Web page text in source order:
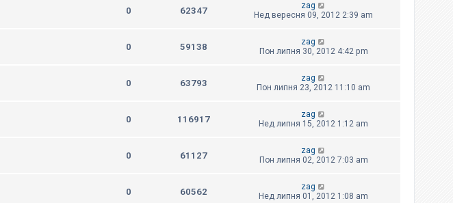
0 62347
zag
Нед вересня 09, 2012 2:39 am
0 59138
zag
Пон липня 30, 2012 4:42 pm
0 63793
zag
Пон липня 23, 2012 11:10 am
0 116917
zag
Нед липня 15, 2012 1:12 am
0 61127
zag
Пон липня 02, 2012 7:03 am
0 60562
zag
Нед липня 01, 2012 1:08 am